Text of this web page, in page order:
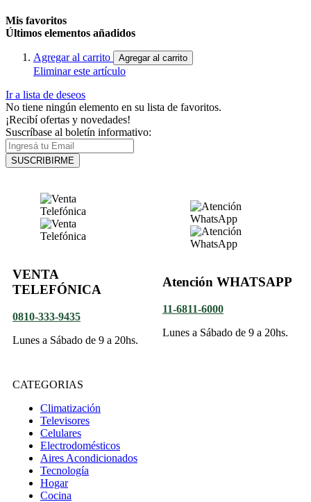
Mis favoritos
Últimos elementos añadidos
Agregar al carrito Agregar al carrito
Eliminar este artículo
Ir a lista de deseos
No tiene ningún elemento en su lista de favoritos.
¡Recibí ofertas y novedades!
Suscríbase al boletín informativo:
SUSCRIBIRME
VENTA
TELEFÓNICA
0810-333-9435
Lunes a Sábado de 9 a 20hs.
Atención WHATSAPP
11-6811-6000
Lunes a Sábado de 9 a 20hs.
CATEGORIAS
Climatización
Televisores
Celulares
Electrodomésticos
Aires Acondicionados
Tecnología
Hogar
Cocina